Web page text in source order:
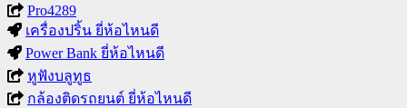
Pro4289
เครื่องปริ้น ยี่ห้อไหนดี
Power Bank ยี่ห้อไหนดี
หูฟังบลูทูธ
กล้องติดรถยนต์ ยี่ห้อไหนดี